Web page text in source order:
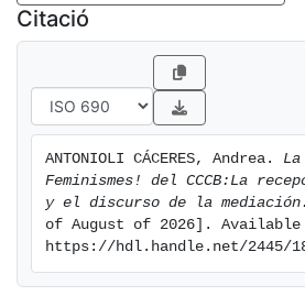
saber de qué manera la opinión
discurso de la institución tienen
no. En definitiva, nuestro objetivo
indagar por qué el centro realizó
exposición sobre feminismos e
si tiene como objetivo cumplir una
función social. Creemos que la
efectivamente fue un fenómeno
como toda institución cultural
propone temas coyunturales
movimientos sociales tiene una
Citació
ANTONIOLI CÁCERES, Andrea.
Feminismes! del CCCB:La
y el discurso de la mediación.
of August of 2026].
https://hdl.handle.net/2445/